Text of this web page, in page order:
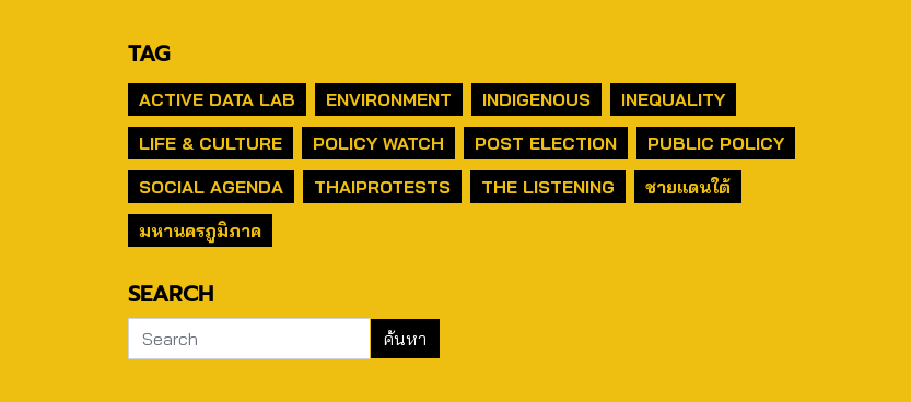
TAG
ACTIVE DATA LAB ENVIRONMENT INDIGENOUS
INEQUALITY
LIFE & CULTURE
POLICY WATCH POST ELECTION
PUBLIC POLICY
SOCIAL AGENDA
THAIPROTESTS THE LISTENING
ชายแดนใต้
มหานครภูมิภาค
SEARCH